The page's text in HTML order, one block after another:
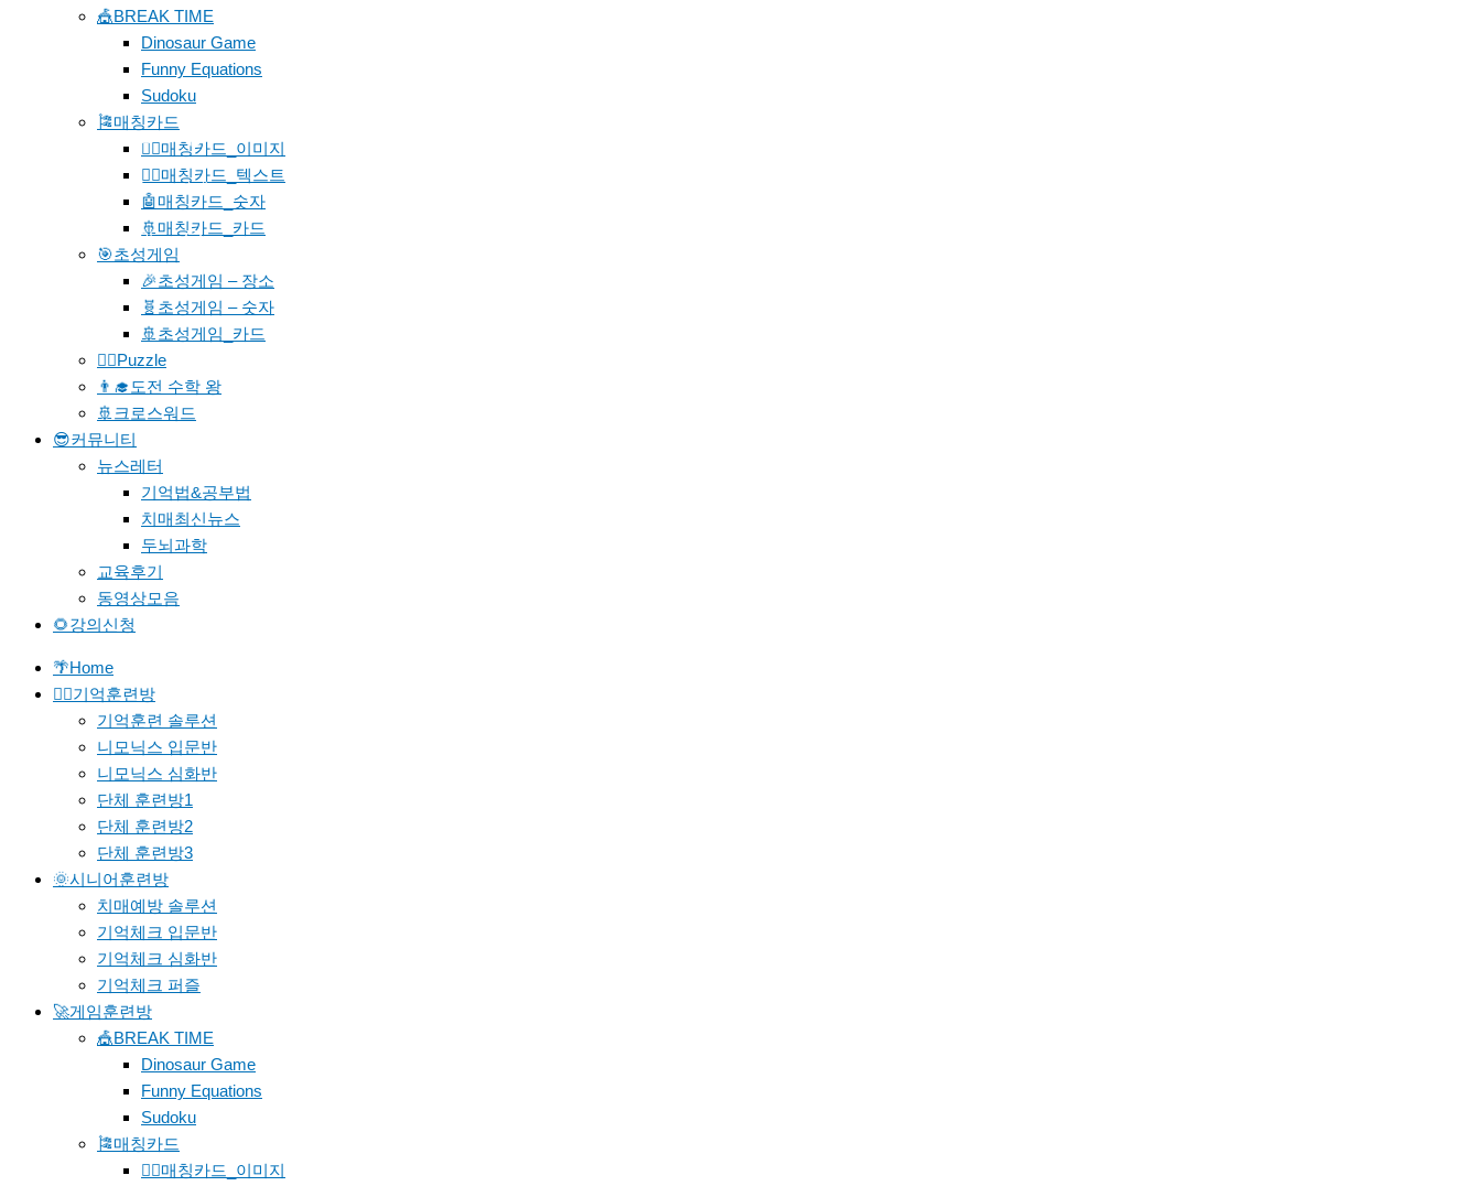
🎪BREAK TIME
Dinosaur Game
Funny Equations
Sudoku
🎏매칭카드
🐱‍🚀매칭카드_이미지
🐱‍👓매칭카드_텍스트
🤖매칭카드_숫자
🚢매칭카드_카드
🎯초성게임
🎉초성게임 – 장소
🧬초성게임 – 숫자
🚢초성게임_카드
🧗‍♀️Puzzle
👨‍🎓도전 수학 왕
🚢크로스워드
😎커뮤니티
뉴스레터
기억법&공부법
치매최신뉴스
두뇌과학
교육후기
동영상모음
🌻강의신청
🌴Home
🐱‍🚀기억훈련방
기억훈련 솔루션
니모닉스 입문반
니모닉스 심화반
단체 훈련방1
단체 훈련방2
단체 훈련방3
🌞시니어훈련방
치매예방 솔루션
기억체크 입문반
기억체크 심화반
기억체크 퍼즐
🚀게임훈련방
🎪BREAK TIME
Dinosaur Game
Funny Equations
Sudoku
🎏매칭카드
🐱‍🚀매칭카드_이미지
페북
카페
문의